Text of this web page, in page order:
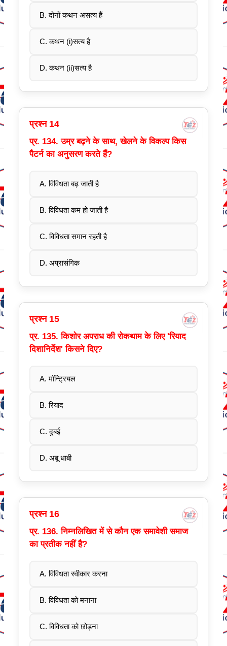
B. दोनों कथन असत्य हैं
C. कथन (i)सत्य है
D. कथन (ii)सत्य है
प्रश्न 14
प्र. 134. उम्र बढ़ने के साथ, खेलने के विकल्प किस
पैटर्न का अनुसरण करते हैं?
A. विविधता बढ़ जाती है
B. विविधता कम हो जाती है
C. विविधता समान रहती है
D. अप्रासंगिक
प्रश्न 15
प्र. 135. किशोर अपराध की रोकथाम के लिए 'रियाद
दिशानिर्देश' किसने दिए?
A. मॉन्ट्रियल
B. रियाद
C. दुबई
D. अबू धाबी
प्रश्न 16
प्र. 136. निम्नलिखित में से कौन एक समावेशी समाज
का प्रतीक नहीं है?
A. विविधता स्वीकार करना
B. विविधता को मनाना
C. विविधता को छोड़ना